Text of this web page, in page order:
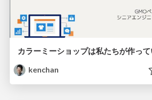
カラーミーショップは私たちが作っ
kenchan